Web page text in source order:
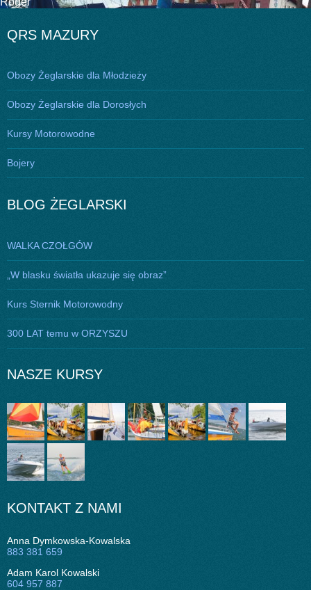
wpisu
QRS MAZURY
Obozy Żeglarskie dla Młodzieży
Obozy Żeglarskie dla Dorosłych
Kursy Motorowodne
Bojery
BLOG ŻEGLARSKI
WALKA CZOŁGÓW
„W blasku światła ukazuje się obraz”
Kurs Sternik Motorowodny
300 LAT temu w ORZYSZU
NASZE KURSY
KONTAKT Z NAMI
Anna Dymkowska-Kowalska
883 381 659
Adam Karol Kowalski
604 957 887